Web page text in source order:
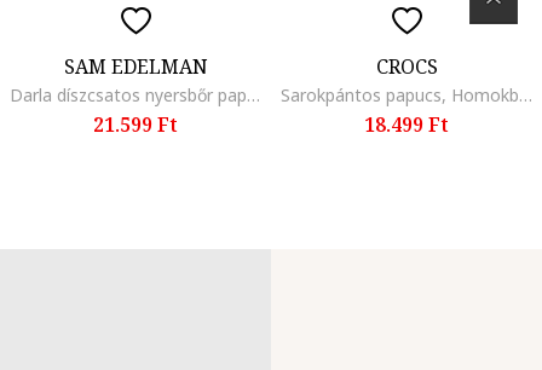
SAM EDELMAN
Darla díszcsatos nyersbőr papucs, Sötétbarna,
21.599 Ft
CROCS
Sarokpántos papucs, Homokbarna
18.499 Ft